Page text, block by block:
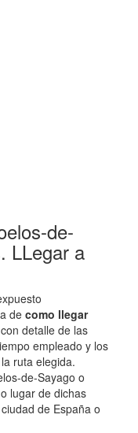
de-
LLegar a
decomo llegar
con detalle de las
empleado y los
ruta elegida.
de-Sayago o
lugar de dichas
de España o